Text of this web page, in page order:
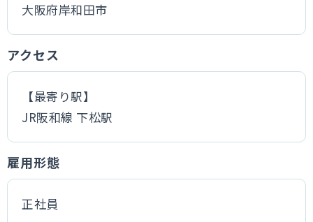
大阪府岸和田市
アクセス
【最寄り駅】
JR阪和線 下松駅
雇用形態
正社員